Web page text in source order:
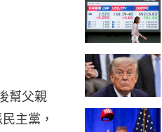
幫父親
主黨，